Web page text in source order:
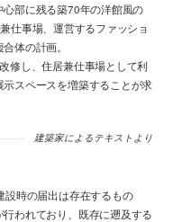
部に残る築70年の洋館風の
仕事場、運営するファッショ
体の計画。
修し、住居兼仕事場として利
スペースを増築することが求
建築家によるテキストより
設時の届出は存在するもの
われており、既存に遡及する